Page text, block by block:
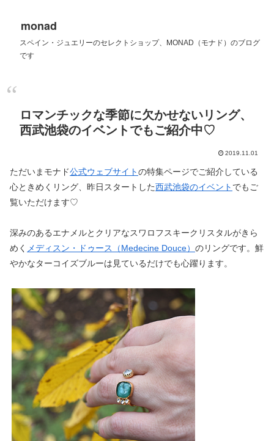
monad
スペイン・ジュエリーのセレクトショップ、MONAD（モナド）のブログ
です
ロマンチックな季節に欠かせないリング、
西武池袋のイベントでもご紹介中♡
2019.11.01
ただいまモナド公式ウェブサイトの特集ページでご紹介している
心ときめくリング、昨日スタートした西武池袋のイベント でもご
覧いただけます♡
深みのあるエナメルとクリアなスワロフスキークリスタルがきら
めく メディスン・ドゥース（Medecine Douce） のリングです。鮮
やかなターコイズブルーは見ているだけでも心躍ります。